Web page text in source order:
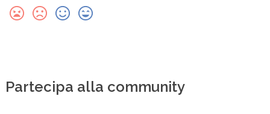
Partecipa alla community